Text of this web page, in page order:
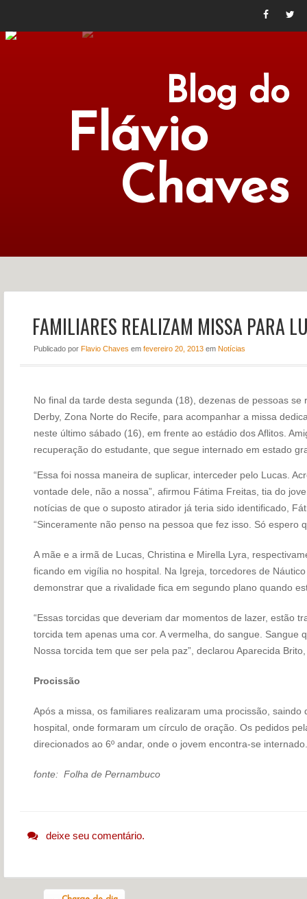
Blog do
Flávio
Chaves
NOTÍCIAS PERFIL
CONTATO
FAMILIARES REALIZAM MISSA PARA
Publicado por Flavio Chaves em fevereiro 20, 2013em Notícias
No final da tarde desta segunda (18), dezenas de pessoas se
Derby, Zona Norte do Recife, para acompanhar a missa
neste último sábado (16), em frente ao estádio dos Aflitos.
recuperação do estudante, que segue internado em estado
“Essa foi nossa maneira de suplicar, interceder pelo Lucas.
vontade dele, não a nossa”, afirmou Fátima Freitas, tia do
notícias de que o suposto atirador já teria sido identificado,
“Sinceramente não penso na pessoa que fez isso. Só espero
A mãe e a irmã de Lucas, Christina e Mirella Lyra,
ficando em vigília no hospital. Na Igreja, torcedores de
demonstrar que a rivalidade fica em segundo plano quando
“Essas torcidas que deveriam dar momentos de lazer, estão
torcida tem apenas uma cor. A vermelha, do sangue. Sangue
Nossa torcida tem que ser pela paz”, declarou Aparecida
Procissão
Após a missa, os familiares realizaram uma procissão,
hospital, onde formaram um círculo de oração. Os pedidos
direcionados ao 6º andar, onde o jovem encontra-se internado.
fonte: Folha de Pernambuco
deixe seu comentário.